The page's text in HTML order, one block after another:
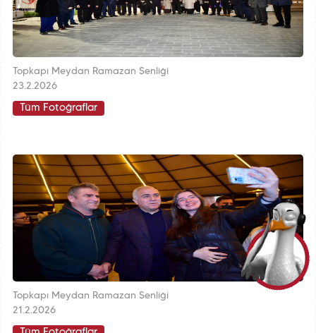
Topkapı Meydan Ramazan Şenliği
23.2.2026
Tüm Fotoğraflar
Topkapı Meydan Ramazan Şenliği
21.2.2026